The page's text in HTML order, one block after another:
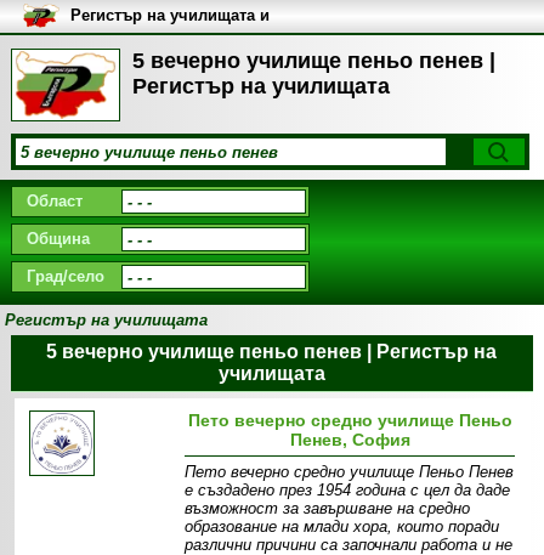
5 вечерно училище пеньо пенев |
Регистър на училищата
Регистър на училищата и
университетите в България
Област
Община
Град/село
Регистър на училищата
5 вечерно училище пеньо пенев | Регистър на
училищата
Пето вечерно средно училище Пеньо
Пенев, София
Пето вечерно средно училище Пеньо Пенев
е създадено през 1954 година с цел да даде
възможност за завършване на средно
образование на млади хора, които поради
различни причини са започнали работа и не